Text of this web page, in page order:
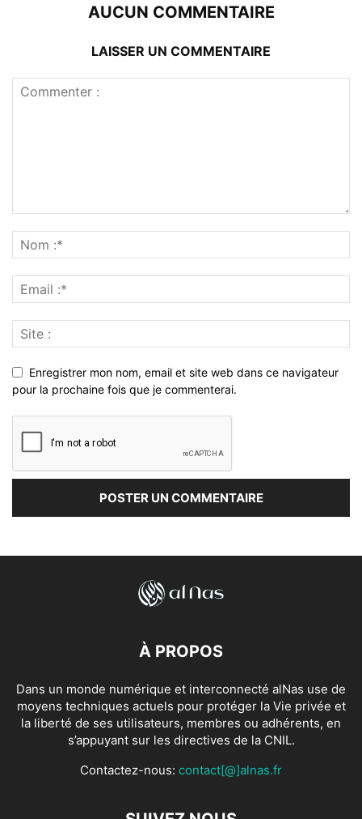
AUCUN COMMENTAIRE
LAISSER UN COMMENTAIRE
Enregistrer mon nom, email et site web dans ce navigateur
pour la prochaine fois que je commenterai.
À PROPOS
Dans un monde numérique et interconnecté alNas use de
moyens techniques actuels pour protéger la Vie privée et
la liberté de ses utilisateurs, membres ou adhérents, en
s’appuyant sur les directives de la CNIL.
Contactez-nous: contact[@]alnas.fr